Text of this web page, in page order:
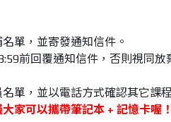
單，並寄發通知信件。
前回覆通知信件，否則視同放
單，並以電話方式確認其它課
家可以攜帶筆記本 + 記憶卡喔！